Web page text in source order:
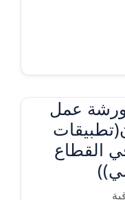
ورشة عمل
القطاع